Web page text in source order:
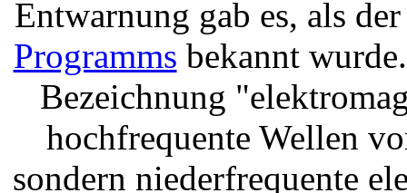
Entwarnung gab es, als
Programms bekannt
Bezeichnung
hochfrequente Wellen
sondern niederfrequente